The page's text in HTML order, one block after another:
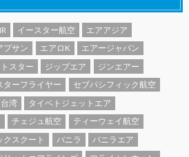
イースター航空
エアアジア
プサン エアロK
エアージャパン
スター ジップエア
ジンエアー
ターフライヤー
セブパシフィック航空
湾
タイベトジェットエア
チェジュ航空
ティーウェイ航空
クスクート バニラ
バニラエア